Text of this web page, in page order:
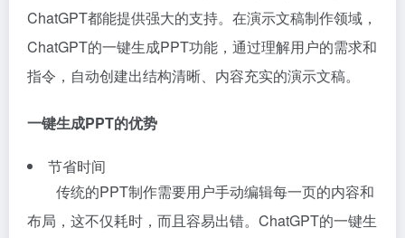
ChatGPT都能提供强大的支持。在演示文稿制作领域，
ChatGPT的一键生成PPT功能，通过理解用户的需求和
指令，自动创建出结构清晰、内容充实的演示文稿。
一键生成PPT的优势
节省时间
传统的PPT制作需要用户手动编辑每一页的内容和
布局，这不仅耗时，而且容易出错。ChatGPT的一键生